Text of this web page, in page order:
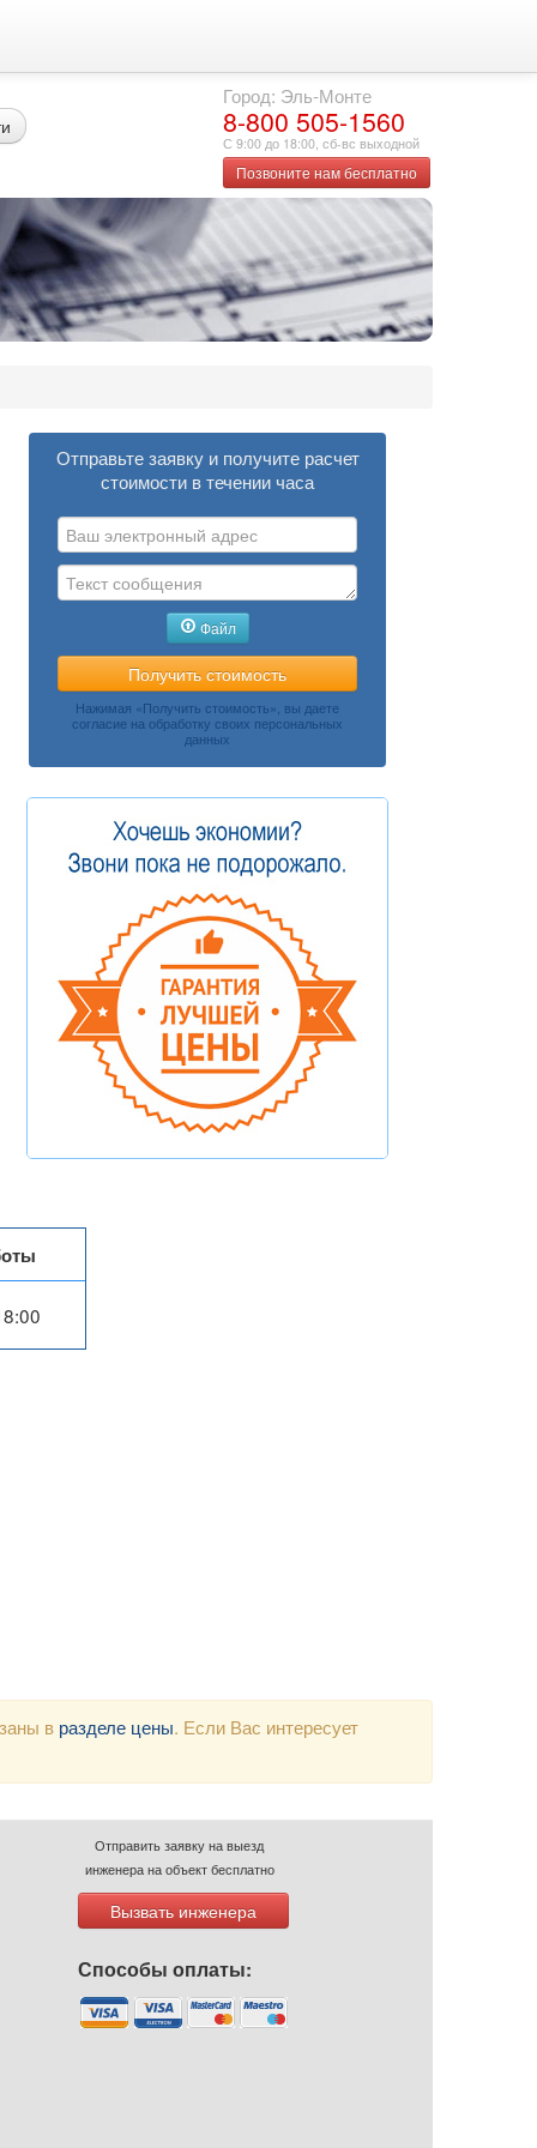
Город: Эль-Монте
8-800 505-1560
С 9:00 до 18:00, сб-вс выходной
Позвоните нам бесплатно
Отправьте заявку и получите расчет
стоимости в течении часа
Файл
Нажимая «Получить стоимость», вы даете
согласие на обработку своих персональных
данных
в разделе цены. Если Вас интересует
Отправить заявку на выезд
инженера на объект бесплатно
Вызвать инженера
Способы оплаты: